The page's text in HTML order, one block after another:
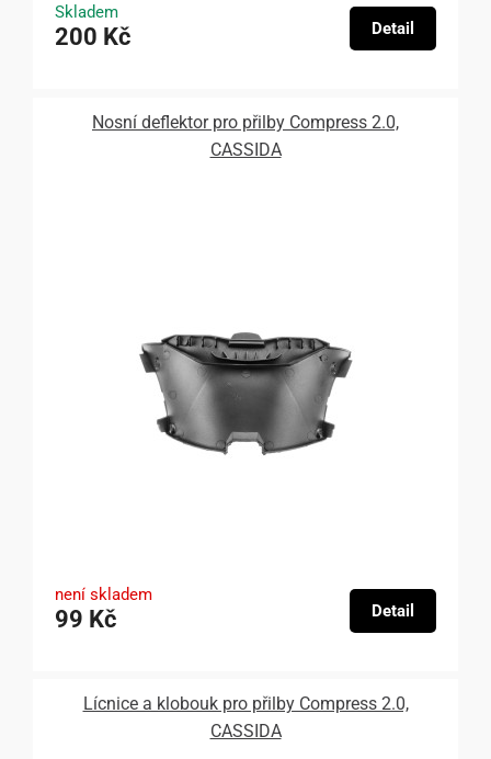
Skladem
200 Kč Detail
Nosní deflektor pro přilby Compress 2.0,
CASSIDA
není skladem
99 Kč Detail
Lícnice a klobouk pro přilby Compress 2.0,
CASSIDA